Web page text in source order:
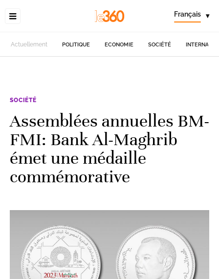
Français ▾
Actuellement POLITIQUE ECONOMIE SOCIÉTÉ
SOCIÉTÉ
Assemblées annuelles BM-
FMI: Bank Al-Maghrib
émet une médaille
commémorative